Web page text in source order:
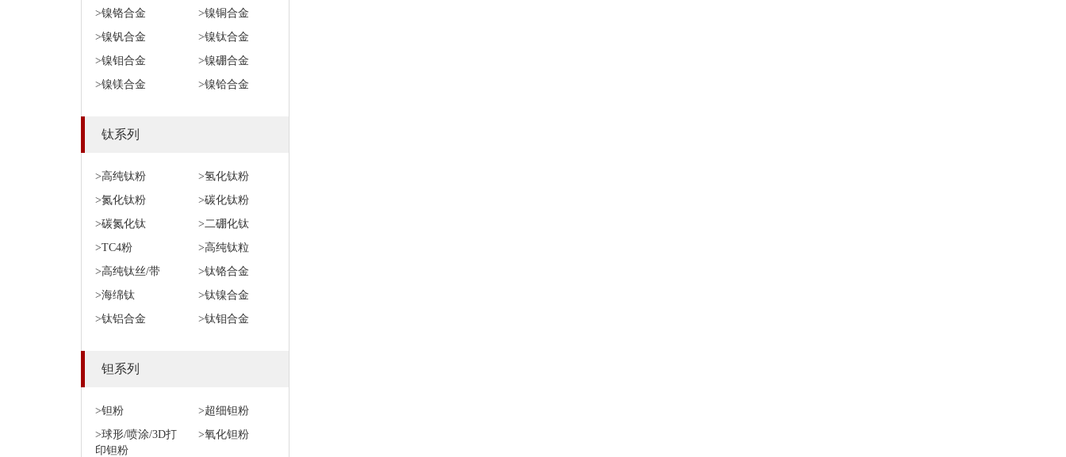
>镍铬合金
>镍铜合金
>镍钒合金
>镍钛合金
>镍钼合金
>镍硼合金
>镍镁合金
>镍铪合金
钛系列
>高纯钛粉
>氢化钛粉
>氮化钛粉
>碳化钛粉
>碳氮化钛
>二硼化钛
>TC4粉
>高纯钛粒
>高纯钛丝/带
>钛铬合金
>海绵钛
>钛镍合金
>钛铝合金
>钛钼合金
钽系列
>钽粉
>超细钽粉
>球形/喷涂/3D打
印钽粉
>氧化钽粉